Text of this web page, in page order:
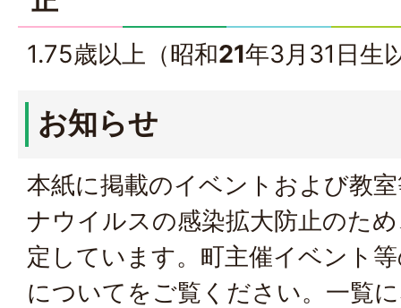
1.75歳以上（昭和21年3月31日生
お知らせ
本紙に掲載のイベントおよび教
ナウイルスの感染拡大防止のた
定しています。 町主催イベント
について をご覧ください。一覧